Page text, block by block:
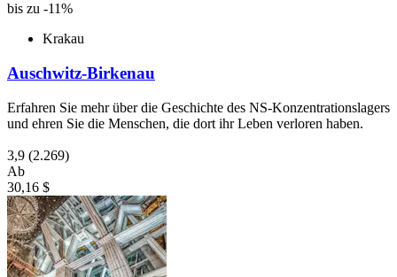
bis zu -11%
Krakau
Auschwitz-Birkenau
Erfahren Sie mehr über die Geschichte des NS-Konzentrationslagers
und ehren Sie die Menschen, die dort ihr Leben verloren haben.
3,9 (2.269)
Ab
30,16 $